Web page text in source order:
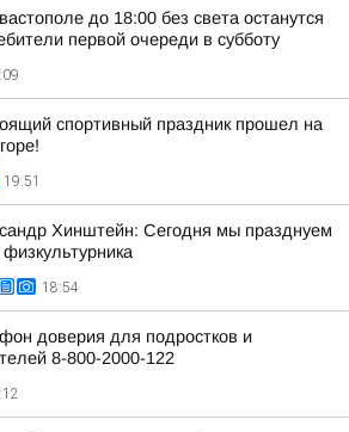
до 18:00 без света останутся
первой очереди в субботу
спортивный праздник прошел на
19:51
Хинштейн: Сегодня мы празднуем
18:54
доверия для подростков и
8-800-2000-122